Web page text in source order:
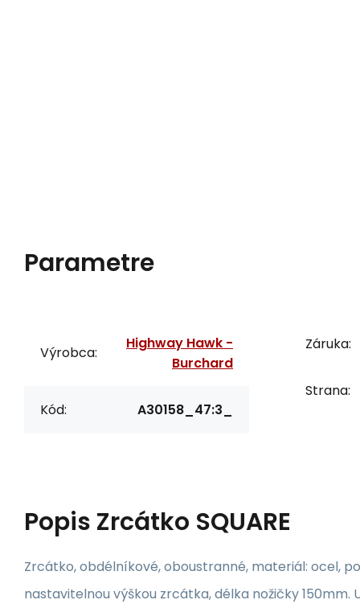
Parametre
Výrobca:
Highway Hawk -
Burchard
Kód: A30158_47:3_
Záruka:
Strana:
Popis Zrcátko SQUARE
Zrcátko, obdélníkové, oboustranné, materiál: ocel,
nastavitelnou výškou zrcátka, délka nožičky 150mm.